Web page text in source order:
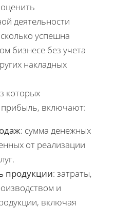
деятельности
успешна
бизнесе без учета
накладных
которых
прибыль, включают:
: сумма денежных
от реализации
продукции: затраты,
и
включая